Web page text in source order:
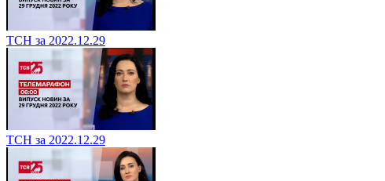
ТСН за 2022.12.29
ТСН за 2022.12.29